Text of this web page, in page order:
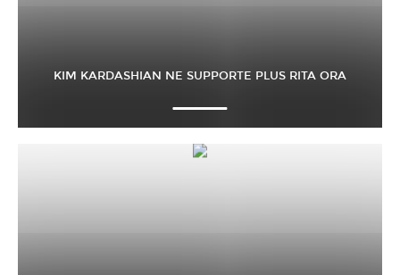
KIM KARDASHIAN NE SUPPORTE PLUS RITA ORA